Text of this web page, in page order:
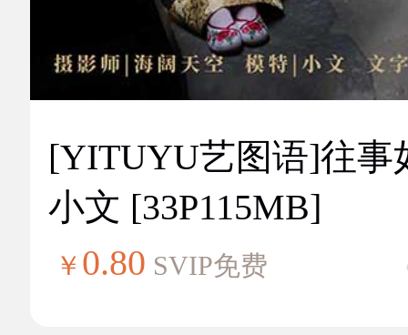
[YITUYU艺图语]往事
小文 [33P115MB]
￥ 0.80 SVIP免费